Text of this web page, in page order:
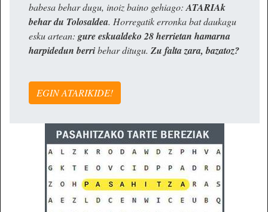
babesa behar dugu, inoiz baino gehiago:ATARIAk
behar du Tolosaldea. Horregatik erronka bat daukagu
esku artean: gure eskualdeko 28 herrietan hamarna
harpidedun berribehar ditugu. Zu falta zara, bazatoz?
EGIN ATARIKIDE!